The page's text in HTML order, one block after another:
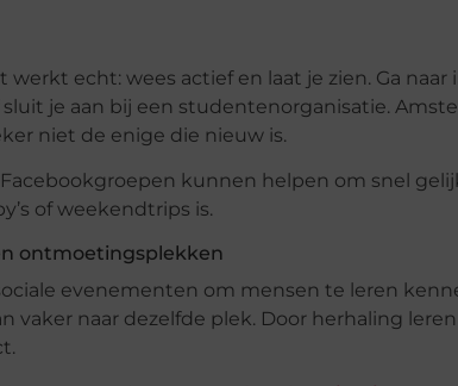
werkt echt: wees actief en laat je zien. Ga
je aan bij een studentenorganisatie.
niet de enige die nieuw is.
Facebookgroepen kunnen helpen om snel
of weekendtrips is.
ontmoetingsplekken
evenementen om mensen te leren
vaker naar dezelfde plek. Door herhaling